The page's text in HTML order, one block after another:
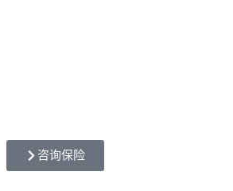
咨询保险